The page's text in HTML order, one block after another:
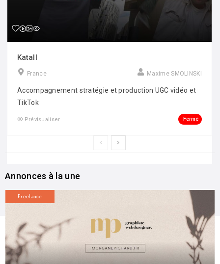
Katall
France Maxime SMOLINSKI
Accompagnement stratégie et production UGC vidéo et
TikTok
Prévisualiser Fermé
Annonces à la une
Freelance